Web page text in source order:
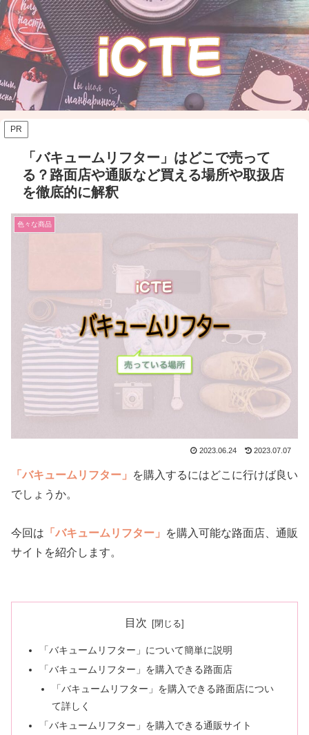
PR
「バキュームリフター」はどこで売って
る？路面店や通販など買える場所や取扱店
を徹底的に解釈
色々な商品
2023.06.24 2023.07.07
「バキュームリフター」
を購入するにはどこに行けば良い
でしょうか。
今回は 「バキュームリフター」
を購入可能な路面店、通販
サイトを紹介します。
目次
「バキュームリフター」について簡単に説明
「バキュームリフター」を購入できる路面店
「バキュームリフター」を購入できる路面店につい
て詳しく
「バキュームリフター」を購入できる通販サイト